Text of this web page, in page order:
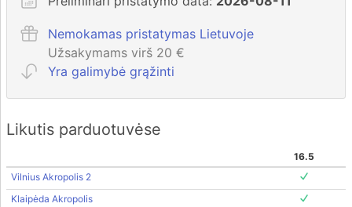
Nemokamas pristatymas Lietuvoje
Užsakymams virš 20 €
Yra galimybė grąžinti
Likutis parduotuvėse
16.5
Vilnius Akropolis 2
Klaipėda Akropolis